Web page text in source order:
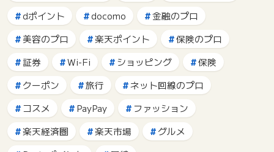
dポイント
docomo
金融のプロ
美容のプロ
楽天ポイント
保険のプロ
証券
Wi-Fi ショッピング
保険
クーポン
旅行
ネット回線のプロ
コスメ
PayPay
ファッション
楽天経済圏
楽天市場
グルメ